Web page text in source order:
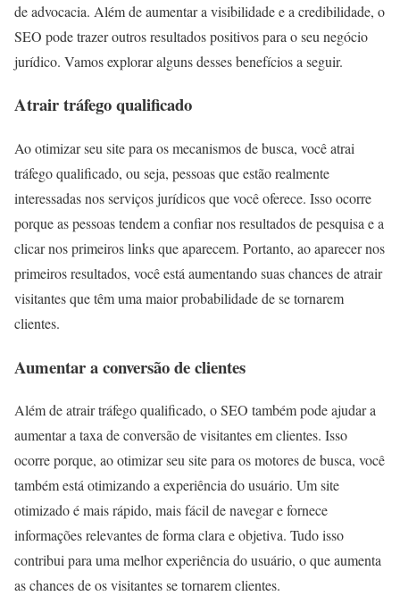
de advocacia. Além de aumentar a visibilidade e a credibilidade, o
SEO pode trazer outros resultados positivos para o seu negócio
jurídico. Vamos explorar alguns desses benefícios a seguir.
Atrair tráfego qualificado
Ao otimizar seu site para os mecanismos de busca, você atrai
tráfego qualificado, ou seja, pessoas que estão realmente
interessadas nos serviços jurídicos que você oferece. Isso ocorre
porque as pessoas tendem a confiar nos resultados de pesquisa e a
clicar nos primeiros links que aparecem. Portanto, ao aparecer nos
primeiros resultados, você está aumentando suas chances de atrair
visitantes que têm uma maior probabilidade de se tornarem
clientes.
Aumentar a conversão de clientes
Além de atrair tráfego qualificado, o SEO também pode ajudar a
aumentar a taxa de conversão de visitantes em clientes. Isso
ocorre porque, ao otimizar seu site para os motores de busca, você
também está otimizando a experiência do usuário. Um site
otimizado é mais rápido, mais fácil de navegar e fornece
informações relevantes de forma clara e objetiva. Tudo isso
contribui para uma melhor experiência do usuário, o que aumenta
as chances de os visitantes se tornarem clientes.